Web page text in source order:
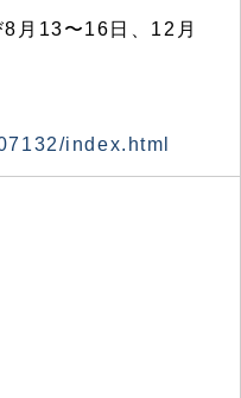
月13〜16日、12月
index.html